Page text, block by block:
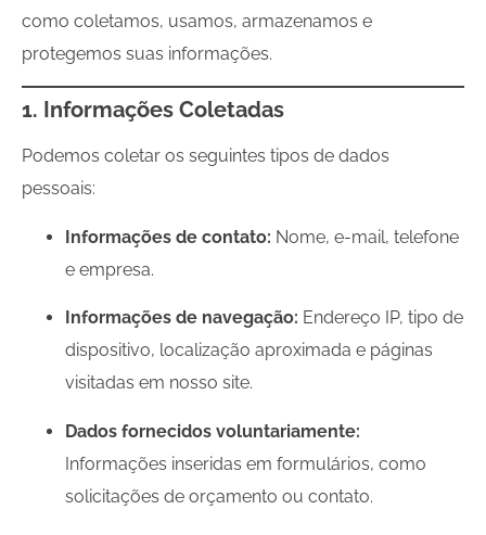
como coletamos, usamos, armazenamos e
protegemos suas informações.
1. Informações Coletadas
Podemos coletar os seguintes tipos de dados
pessoais:
Informações de contato: Nome, e-mail, telefone
e empresa.
Informações de navegação: Endereço IP, tipo de
dispositivo, localização aproximada e páginas
visitadas em nosso site.
Dados fornecidos voluntariamente:
Informações inseridas em formulários, como
solicitações de orçamento ou contato.